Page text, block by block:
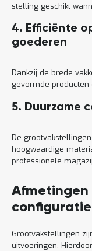
stelling geschikt
4. Efficiënte
goederen
Dankzij de brede
gevormde producten
5. Duurzame
De
hoogwaardige
professionele
Afmetingen
Grootvakstellingen
uitvoeringen.